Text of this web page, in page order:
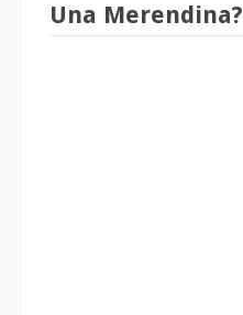
Una Merendina?